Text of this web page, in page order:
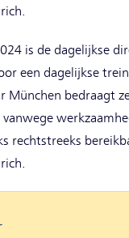
is de dagelijkse
een dagelijkse
München bedraagt
rechtstreeks